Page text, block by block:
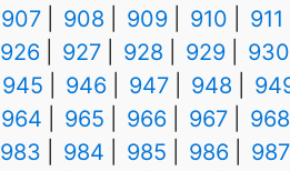
907 908 909 910
911
926 927 928 929
930
945 946 947 948
964 965 966 967
968
983 984 985 986
987